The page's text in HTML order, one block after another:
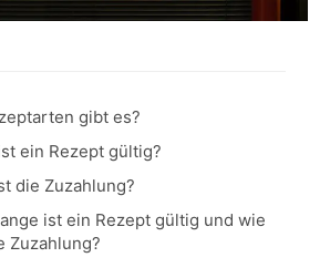
gibt es?
ein Rezept gültig?
die Zuzahlung?
ist ein Rezept gültig und wie
Zuzahlung?